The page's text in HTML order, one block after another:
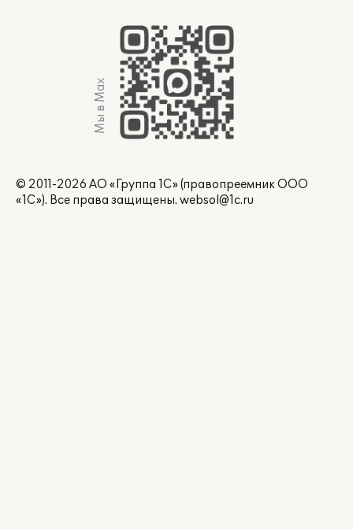
Мы в Max
© 2011-2026 АО «Группа 1С» (правопреемник ООО
«1С»). Все права защищены. websol@1c.ru